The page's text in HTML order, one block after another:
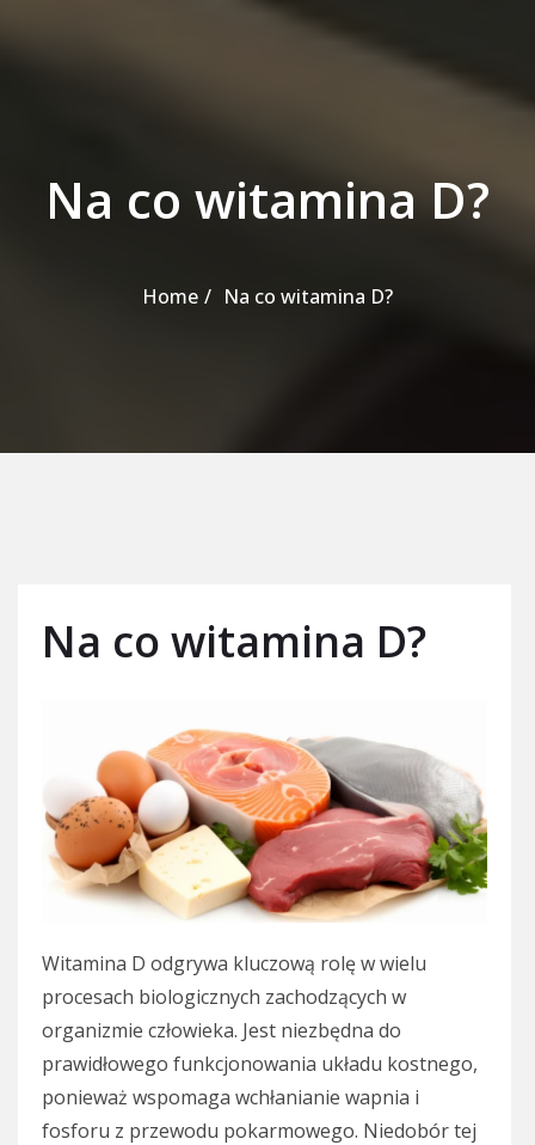
Na co witamina D?
Home Na co witamina D?
Na co witamina D?
Witamina D odgrywa kluczową rolę w wielu
procesach biologicznych zachodzących w
organizmie człowieka. Jest niezbędna do
prawidłowego funkcjonowania układu kostnego,
ponieważ wspomaga wchłanianie wapnia i
fosforu z przewodu pokarmowego. Niedobór tej